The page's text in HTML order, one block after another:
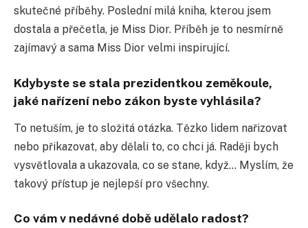
skutečné příběhy. Poslední milá kniha, kterou jsem
dostala a přečetla, je Miss Dior. Příběh je to nesmírně
zajímavý a sama Miss Dior velmi inspirující.
Kdybyste se stala prezidentkou zeměkoule,
jaké nařízení nebo zákon byste vyhlásila?
To netuším, je to složitá otázka. Tězko lidem nařizovat
nebo přikazovat, aby dělali to, co chci já. Raději bych
vysvětlovala a ukazovala, co se stane, když… Myslím, že
takový přístup je nejlepší pro všechny.
Co vám v nedávné době udělalo radost?